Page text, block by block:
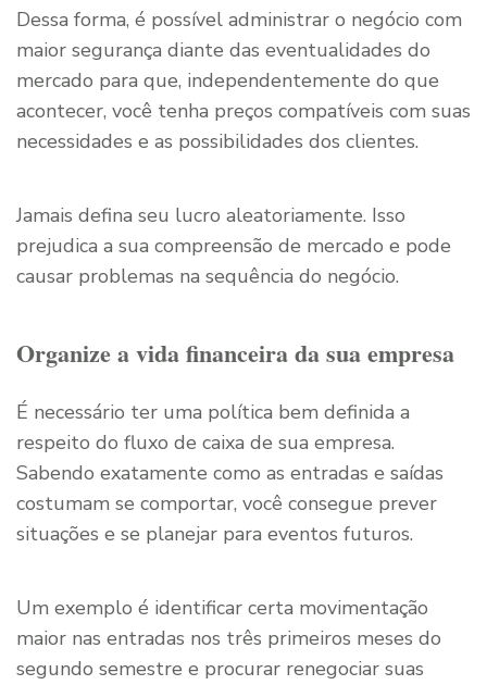
Dessa forma, é possível administrar o negócio com
maior segurança diante das eventualidades do
mercado para que, independentemente do que
acontecer, você tenha preços compatíveis com suas
necessidades e as possibilidades dos clientes.
Jamais defina seu lucro aleatoriamente. Isso
prejudica a sua compreensão de mercado e pode
causar problemas na sequência do negócio.
Organize a vida financeira da sua empresa
É necessário ter uma política bem definida a
respeito do fluxo de caixa de sua empresa.
Sabendo exatamente como as entradas e saídas
costumam se comportar, você consegue prever
situações e se planejar para eventos futuros.
Um exemplo é identificar certa movimentação
maior nas entradas nos três primeiros meses do
segundo semestre e procurar renegociar suas